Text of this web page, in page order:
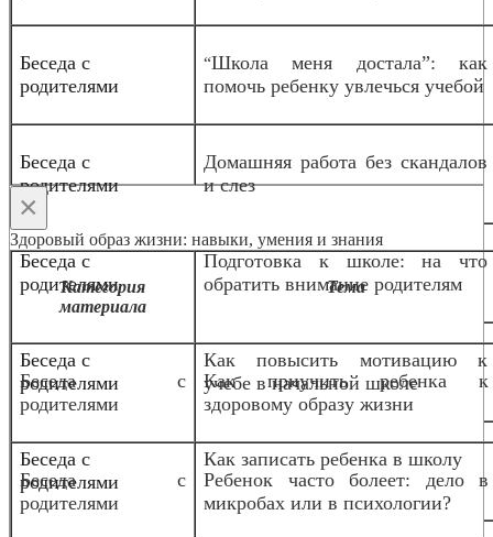
Беседа с
родителями
“Школа меня достала”: как
помочь ребенку увлечься учебой
Беседа с
родителями
Домашняя работа без скандалов
и слез
Беседа с
родителями
Подготовка к школе: на что
обратить внимание родителям
Беседа с
родителями
Как повысить мотивацию к
учебе в начальной школе
Беседа с
родителями
Как записать ребенка в школу
×
Здоровый образ жизни: навыки, умения и знания
Категория
материала
Тема
Беседа с
родителями
Как приучить ребенка к
здоровому образу жизни
Беседа с
родителями
Ребенок часто болеет: дело в
микробах или в психологии?